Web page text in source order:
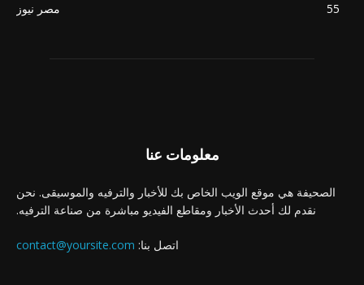
مصر نيوز
55
معلومات عنا
الصحيفة هي موقع الويب الخاص بك للأخبار والترفيه والموسيقى. نحن
نقدم لك أحدث الأخبار ومقاطع الفيديو مباشرة من صناعة الترفيه.
اتصل بنا: contact@yoursite.com